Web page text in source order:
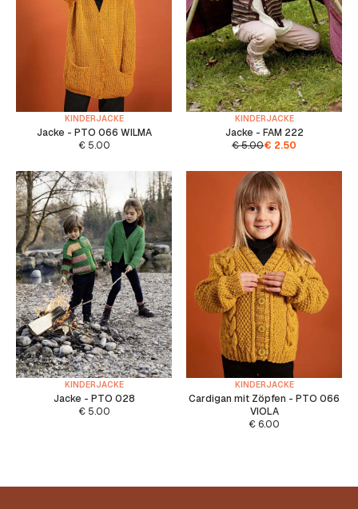
KINDERJACKE
Jacke - PTO 066 WILMA
€5.00
KINDERJACKE
Jacke - FAM 222
€5.00€ 2.50
KINDERJACKE
Jacke - PTO 028
€5.00
KINDERJACKE
Cardigan mit Zöpfen - PTO 066
VIOLA
€ 6.00